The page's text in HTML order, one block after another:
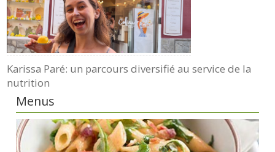
Karissa Paré: un parcours diversifié au service de la
nutrition
Menus